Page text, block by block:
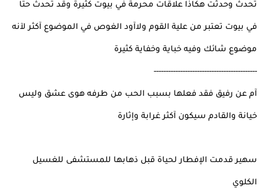
تحدث وحدثت هكاذا علاقات محرمة في بيوت كثيرة وقد تحدث حتا
في بيوت تعتبر من علية القوم ولاآود الغوص في الموضوع آكثر لآنه
موضوع شائك وفيه خباية وخفاية كثيرة
-------------------------------------------
آم عن رفيق فقد فعلها بسبب الحب من طرفه هوى عشق وليس
خيانة والقادم سيكون آكثر غرابة وإثارة
سهير قدمت الإفطار لحياة قبل ذهابها للمستشفى للغسيل
الكلوي